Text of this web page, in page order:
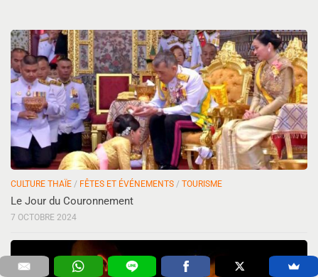
CULTURE THAÏE / FÊTES ET ÉVÉNEMENTS / TOURISME
Le Jour du Couronnement
7 OCTOBRE 2024